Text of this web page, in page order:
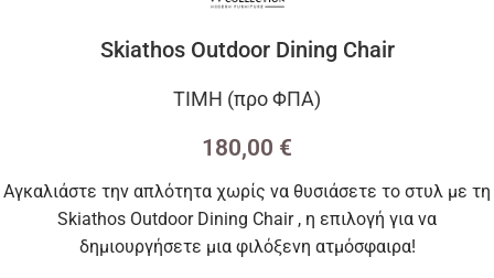
Skiathos Outdoor Dining Chair
ΤΙΜΗ (προ ΦΠΑ)
180,00 €
Αγκαλιάστε την απλότητα χωρίς να θυσιάσετε το στυλ με τη
Skiathos Outdoor Dining Chair , η επιλογή για να
δημιουργήσετε μια φιλόξενη ατμόσφαιρα!